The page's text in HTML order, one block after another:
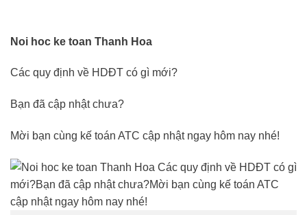
Noi hoc ke toan Thanh Hoa
Các quy định về HDĐT có gì mới?
Bạn đã cập nhật chưa?
Mời bạn cùng kế toán ATC cập nhật ngay hôm nay nhé!